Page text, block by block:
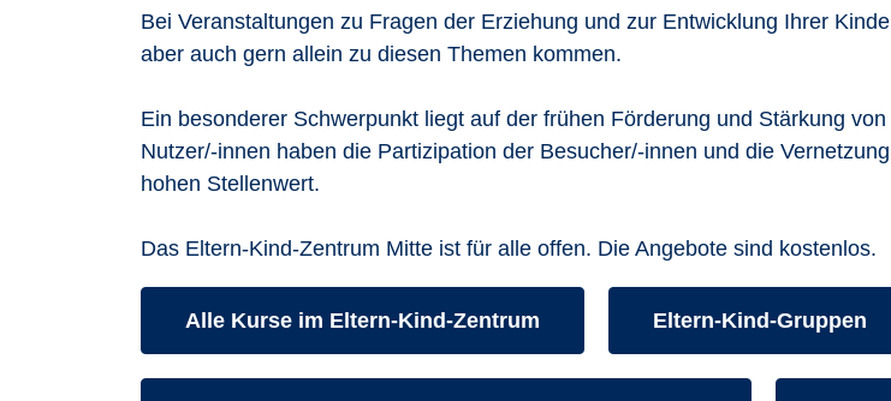
Bei Veranstaltungen zu Fragen der Erziehung und zur Entwicklung Ihrer
aber auch gern allein zu diesen Themen kommen.
Ein besonderer Schwerpunkt liegt auf der frühen Förderung und Stärkung
Nutzer/-innen haben die Partizipation der Besucher/-innen und die
hohen Stellenwert.
Das Eltern-Kind-Zentrum Mitte ist für alle offen. Die Angebote sind kostenlos.
Kurse des folgenden Fachbereiches aufrufen:
Alle Kurse im Eltern-Kind-Zentrum Kurse des folgenden
Eltern-Kind-Gruppen